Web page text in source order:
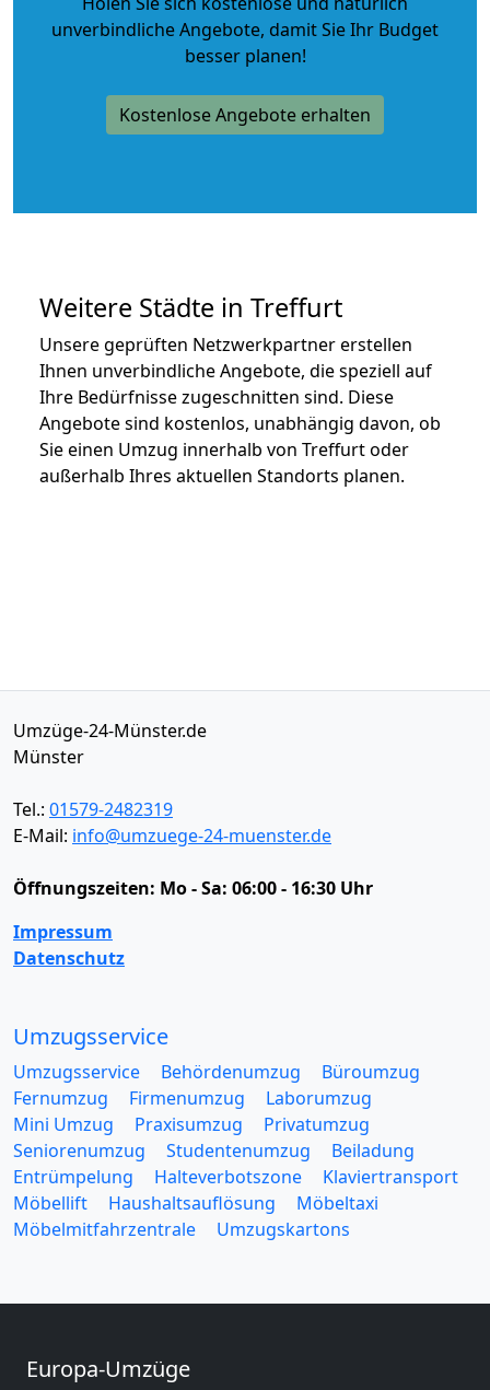
unverbindliche Angebote, damit Sie Ihr Budget
besser planen!
Kostenlose Angebote erhalten
Weitere Städte in Treffurt
Unsere geprüften Netzwerkpartner erstellen
Ihnen unverbindliche Angebote, die speziell auf
Ihre Bedürfnisse zugeschnitten sind. Diese
Angebote sind kostenlos, unabhängig davon, ob
Sie einen Umzug innerhalb von Treffurt oder
außerhalb Ihres aktuellen Standorts planen.
Umzüge-24-Münster.de
Münster
Tel.: 01579-2482319
E-Mail: info@umzuege-24-muenster.de
Öffnungszeiten: Mo - Sa: 06:00 - 16:30 Uhr
Impressum
Datenschutz
Umzugsservice
Umzugsservice Behördenumzug
Büroumzug
Fernumzug
Firmenumzug
Laborumzug
Mini Umzug
Praxisumzug
Privatumzug
Seniorenumzug
Studentenumzug
Beiladung
Entrümpelung
Halteverbotszone
Klaviertransport
Möbellift
Haushaltsauflösung
Möbeltaxi
Möbelmitfahrzentrale
Umzugskartons
Europa-Umzüge